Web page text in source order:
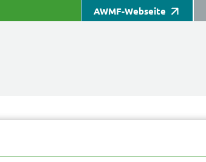
AWMF-Webseite